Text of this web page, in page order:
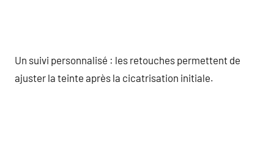
Un suivi personnalisé : les retouches permettent de
ajuster la teinte après la cicatrisation initiale.